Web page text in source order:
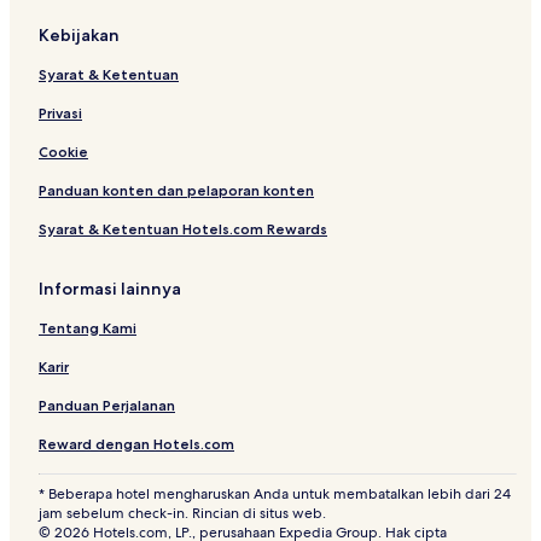
Kebijakan
Syarat & Ketentuan
Privasi
Cookie
Panduan konten dan pelaporan konten
Syarat & Ketentuan Hotels.com Rewards
Informasi lainnya
Tentang Kami
Karir
Panduan Perjalanan
Reward dengan Hotels.com
* Beberapa hotel mengharuskan Anda untuk membatalkan lebih dari 24
jam sebelum check-in. Rincian di situs web.
© 2026 Hotels.com, LP., perusahaan Expedia Group. Hak cipta